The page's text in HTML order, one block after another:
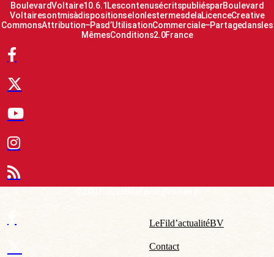
Boulevard Voltaire 10.6.1 Les contenus écrits publiés par Boulevard
Voltaire sont mis à disposition selon les termes de la Licence Creative
Commons Attribution – Pas d’Utilisation Commerciale – Partage dans les
Mêmes Conditions 2.0 France
Le Fil d’actualité BV
Contact